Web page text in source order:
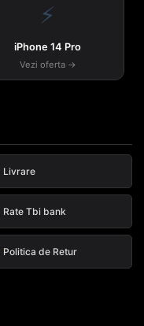
⚡
iPhone 14 Pro
Vezi oferta →
Livrare
Rate Tbi bank
Politica de Retur